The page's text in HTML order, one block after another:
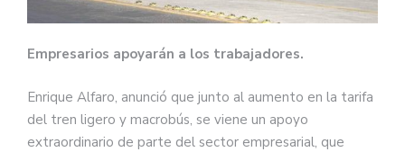
Empresarios apoyarán a los trabajadores.
Enrique Alfaro, anunció que junto al aumento en la tarifa
del tren ligero y macrobús, se viene un apoyo
extraordinario de parte del sector empresarial, que